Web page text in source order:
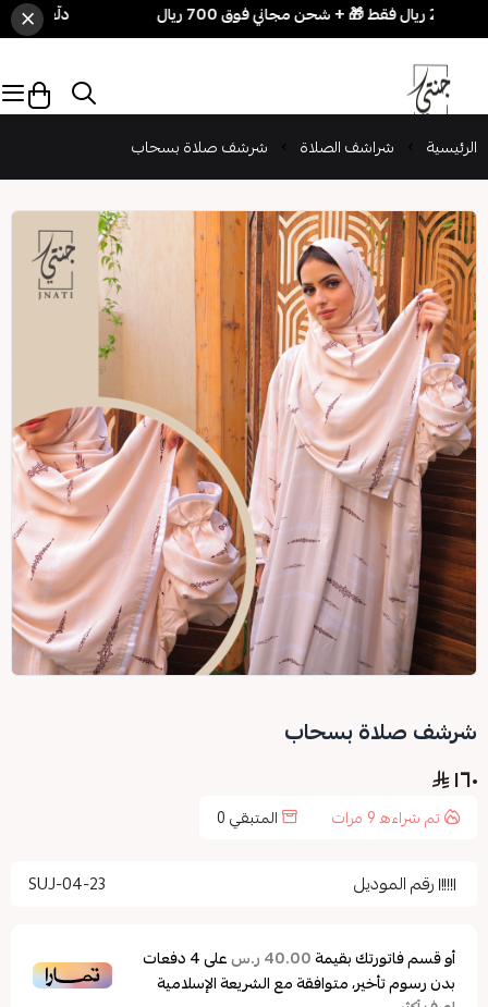
دلّعي نفسك بسهولة! 3 قطع بـ 250
×
الرئيسية شراشف الصلاة شرشف صلاة بسحاب
شرشف صلاة بسحاب
١٦٠
تم شراءه9 مرات المتبقي0
رقم الموديل SUJ-04-23
أو قسم فاتورتك بقيمة40.00 ر.س على4دفعات
بدون رسوم تأخير، متوافقة مع الشريعة الإسلامية